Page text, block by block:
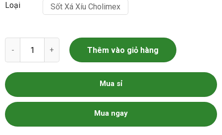
Loại
Sốt Xá Xíu Cholimex
Sốt Xá Xíu Cholimex Hũ 600gr số lượng
Thêm vào giỏ hàng
Mua sỉ
Mua ngay